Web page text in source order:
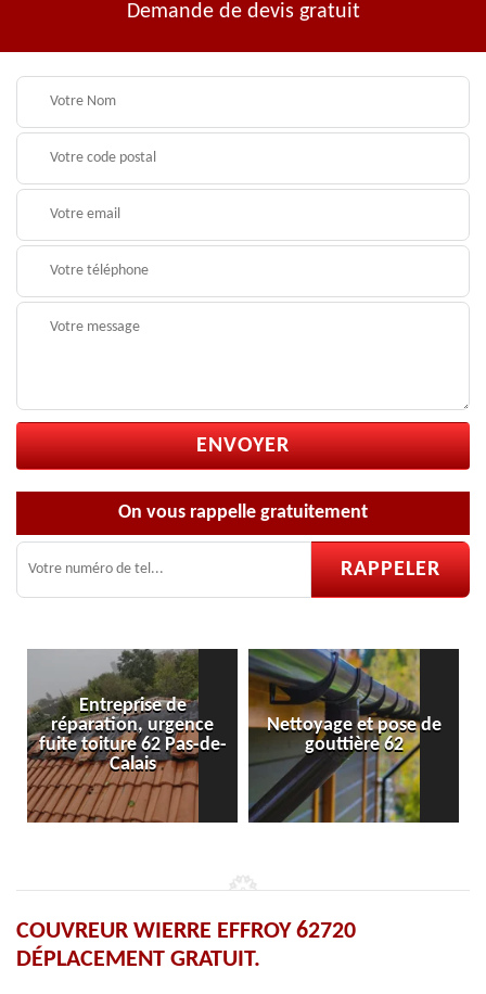
Demande de devis gratuit
On vous rappelle gratuitement
Entreprise de
urgence
62 Pas-de-
Calais
Nettoyage et pose de
gouttière 62
Pose et
COUVREUR WIERRE EFFROY 62720
DÉPLACEMENT GRATUIT.